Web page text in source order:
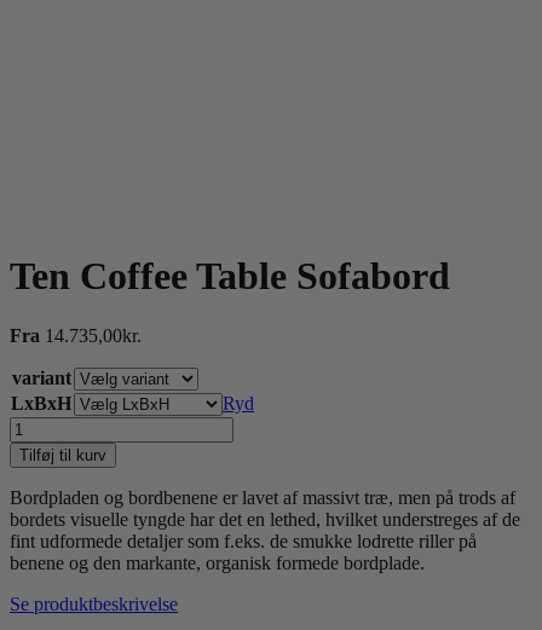
Ten Coffee Table Sofabord
Fra 14.735,00kr.
variant
LxBxH
Ryd
Ten
Coffee
Table
Sofabord
antal
Tilføj til kurv
Bordpladen og bordbenene er lavet af massivt træ, men på trods af
bordets visuelle tyngde har det en lethed, hvilket understreges af de
fint udformede detaljer som f.eks. de smukke lodrette riller på
benene og den markante, organisk formede bordplade.
Se produktbeskrivelse